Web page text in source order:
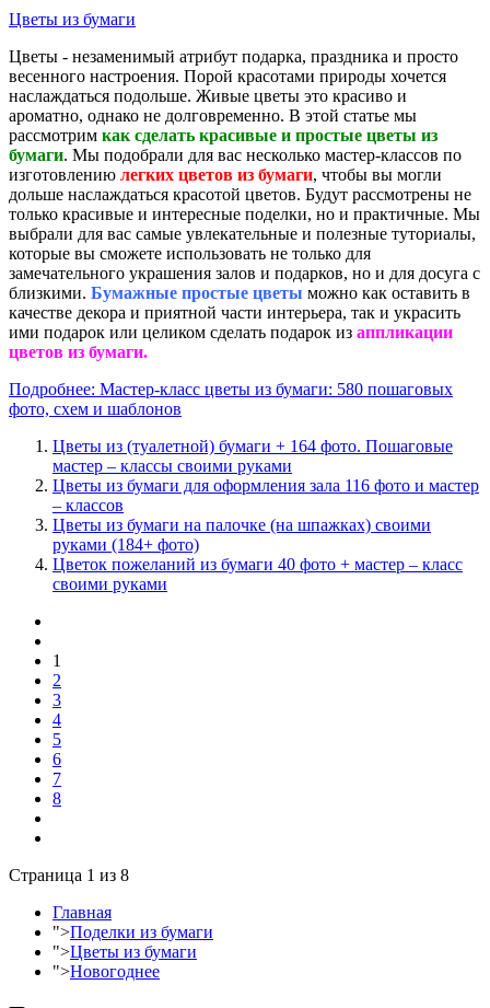
Цветы из бумаги
Цветы - незаменимый атрибут подарка, праздника и просто
весенного настроения. Порой красотами природы хочется
наслаждаться подольше. Живые цветы это красиво и
ароматно, однако не долговременно. В этой статье мы
рассмотрим как сделать красивые и простые цветы из
бумаги. Мы подобрали для вас несколько мастер-классов по
изготовлению легких цветов из бумаги, чтобы вы могли
дольше наслаждаться красотой цветов. Будут рассмотрены не
только красивые и интересные поделки, но и практичные. Мы
выбрали для вас самые увлекательные и полезные туториалы,
которые вы сможете использовать не только для
замечательного украшения залов и подарков, но и для досуга с
близкими. Бумажные простые цветы можно как оставить в
качестве декора и приятной части интерьера, так и украсить
ими подарок или целиком сделать подарок из аппликации
цветов из бумаги.
Подробнее: Мастер-класс цветы из бумаги: 580 пошаговых
фото, схем и шаблонов
Цветы из (туалетной) бумаги + 164 фото. Пошаговые
мастер – классы своими руками
Цветы из бумаги для оформления зала 116 фото и мастер
– классов
Цветы из бумаги на палочке (на шпажках) своими
руками (184+ фото)
Цветок пожеланий из бумаги 40 фото + мастер – класс
своими руками
1
2
3
4
5
6
7
8
Страница 1 из 8
Главная
">Поделки из бумаги
">Цветы из бумаги
">Новогоднее